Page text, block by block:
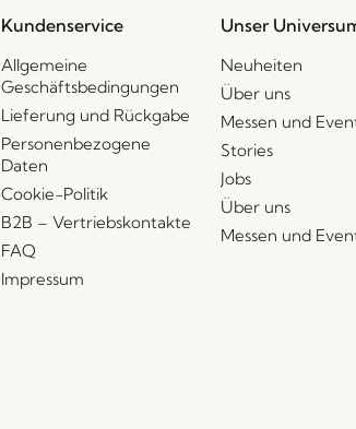
Kundenservice
Allgemeine
Geschäftsbedingungen
Lieferung und Rückgabe
Personenbezogene
Daten
Cookie-Politik
B2B – Vertriebskontakte
FAQ
Impressum
Unser
Neuheiten
Über uns
Messen und
Stories
Jobs
Über uns
Messen und